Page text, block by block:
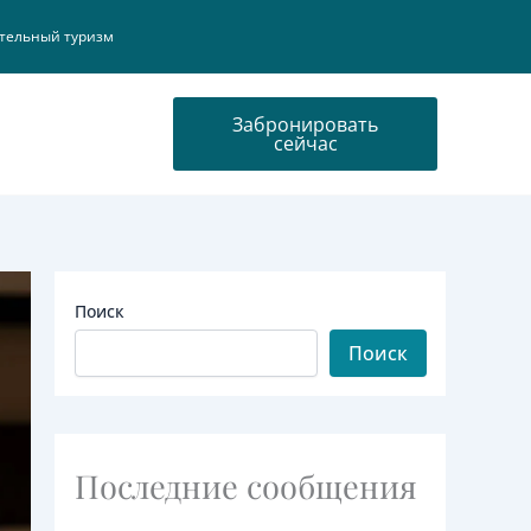
туризм
Забронировать
сейчас
Поиск
Поиск
Последние сообщения